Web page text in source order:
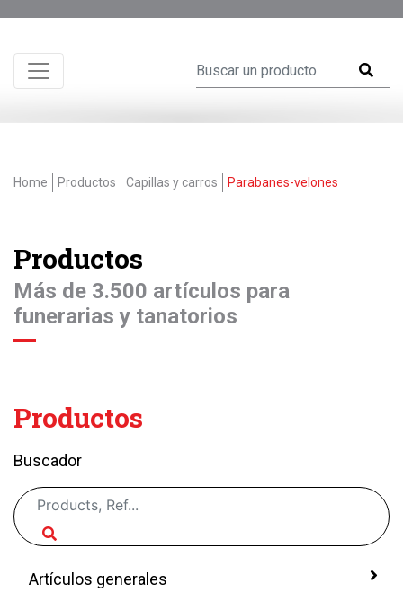
Home Productos Capillas y carros Parabanes-velones
Productos
Más de 3.500 artículos para
funerarias y tanatorios
Productos
Buscador
Artículos generales